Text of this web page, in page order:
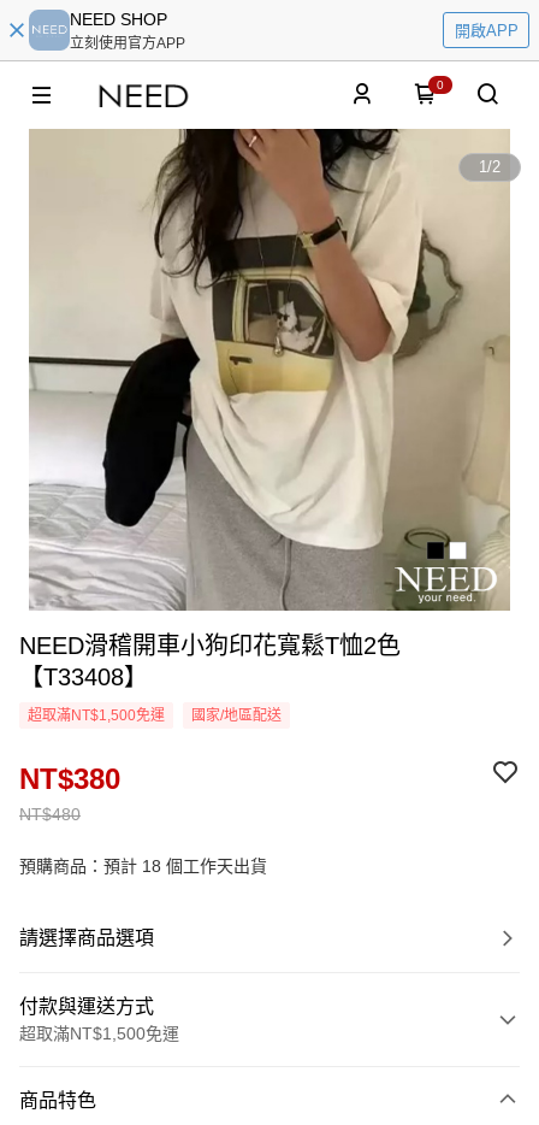
NEED SHOP
立刻使用官方APP
開啟APP
0
1/2
NEED滑稽開車小狗印花寬鬆T恤2色
【T33408】
超取滿NT$1,500免運 國家/地區配送
NT$480
NT$380
預購商品：預計 18 個工作天出貨
請選擇商品選項
付款與運送方式
超取滿NT$1,500免運
信用卡一次付款
商品特色